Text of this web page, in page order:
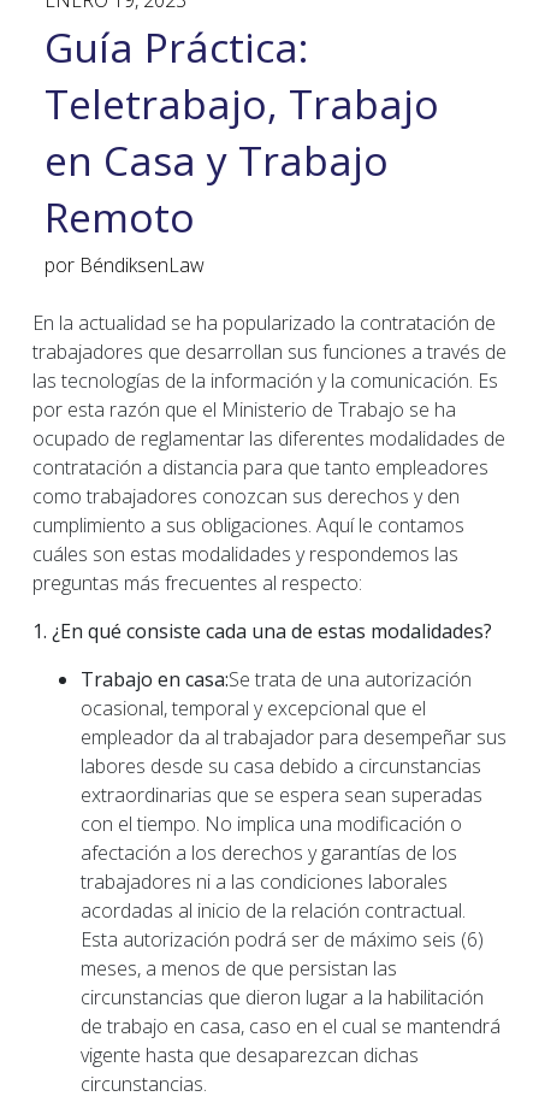
Guía Práctica:
Teletrabajo, Trabajo
en Casa y Trabajo
Remoto
por BéndiksenLaw
En la actualidad se ha popularizado la contratación de
trabajadores que desarrollan sus funciones a través de
las tecnologías de la información y la comunicación. Es
por esta razón que el Ministerio de Trabajo se ha
ocupado de reglamentar las diferentes modalidades de
contratación a distancia para que tanto empleadores
como trabajadores conozcan sus derechos y den
cumplimiento a sus obligaciones. Aquí le contamos
cuáles son estas modalidades y respondemos las
preguntas más frecuentes al respecto:
1. ¿En qué consiste cada una de estas modalidades?
Trabajo en casa:Se trata de una autorización
ocasional, temporal y excepcional que el
empleador da al trabajador para desempeñar sus
labores desde su casa debido a circunstancias
extraordinarias que se espera sean superadas
con el tiempo. No implica una modificación o
afectación a los derechos y garantías de los
trabajadores ni a las condiciones laborales
acordadas al inicio de la relación contractual.
Esta autorización podrá ser de máximo seis (6)
meses, a menos de que persistan las
circunstancias que dieron lugar a la habilitación
de trabajo en casa, caso en el cual se mantendrá
vigente hasta que desaparezcan dichas
circunstancias.